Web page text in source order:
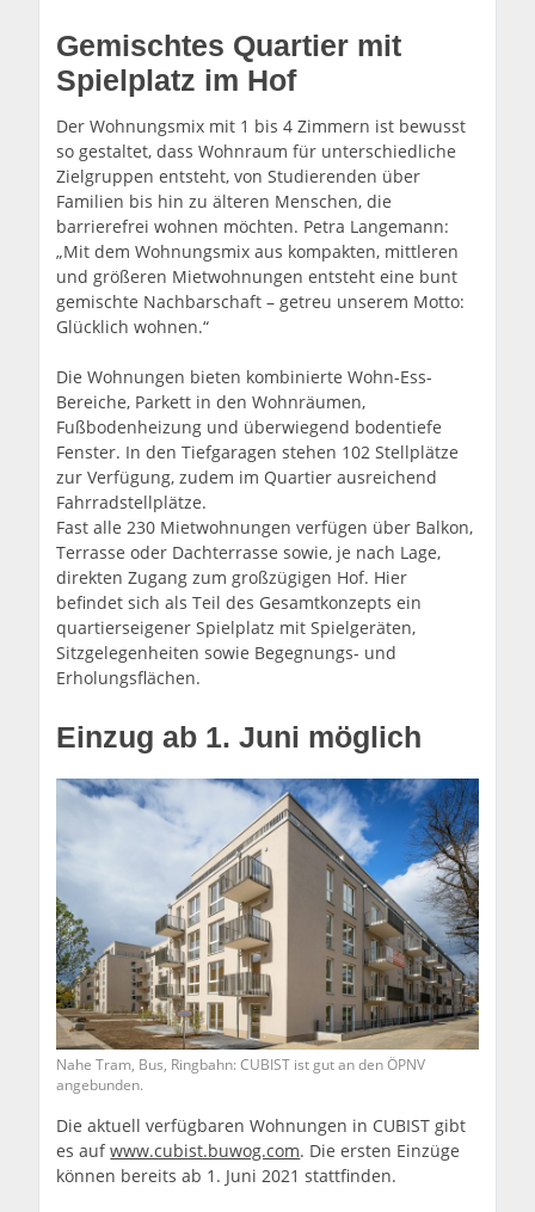
Gemischtes Quartier mit
Spielplatz im Hof
Der Wohnungsmix mit 1 bis 4 Zimmern ist bewusst
so gestaltet, dass Wohnraum für unterschiedliche
Zielgruppen entsteht, von Studierenden über
Familien bis hin zu älteren Menschen, die
barrierefrei wohnen möchten. Petra Langemann:
„Mit dem Wohnungsmix aus kompakten, mittleren
und größeren Mietwohnungen entsteht eine bunt
gemischte Nachbarschaft – getreu unserem Motto:
Glücklich wohnen.“
Die Wohnungen bieten kombinierte Wohn-Ess-
Bereiche, Parkett in den Wohnräumen,
Fußbodenheizung und überwiegend bodentiefe
Fenster. In den Tiefgaragen stehen 102 Stellplätze
zur Verfügung, zudem im Quartier ausreichend
Fahrradstellplätze.
Fast alle 230 Mietwohnungen verfügen über Balkon,
Terrasse oder Dachterrasse sowie, je nach Lage,
direkten Zugang zum großzügigen Hof. Hier
befindet sich als Teil des Gesamtkonzepts ein
quartierseigener Spielplatz mit Spielgeräten,
Sitzgelegenheiten sowie Begegnungs- und
Erholungsflächen.
Einzug ab 1. Juni möglich
Nahe Tram, Bus, Ringbahn: CUBIST ist gut an den ÖPNV
angebunden.
Die aktuell verfügbaren Wohnungen in CUBIST gibt
es aufwww.cubist.buwog.com. Die ersten Einzüge
können bereits ab 1. Juni 2021 stattfinden.